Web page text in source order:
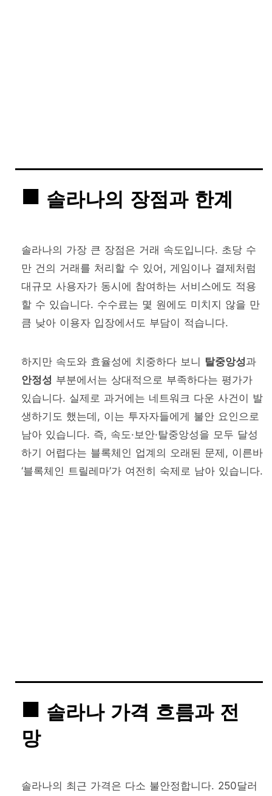
솔라나의 장점과 한계
솔라나의 가장 큰 장점은 거래 속도입니다. 초당 수
만 건의 거래를 처리할 수 있어, 게임이나 결제처럼
대규모 사용자가 동시에 참여하는 서비스에도 적용
할 수 있습니다. 수수료는 몇 원에도 미치지 않을 만
큼 낮아 이용자 입장에서도 부담이 적습니다.
하지만 속도와 효율성에 치중하다 보니 탈중앙성과
안정성 부분에서는 상대적으로 부족하다는 평가가
있습니다. 실제로 과거에는 네트워크 다운 사건이 발
생하기도 했는데, 이는 투자자들에게 불안 요인으로
남아 있습니다. 즉, 속도·보안·탈중앙성을 모두 달성
하기 어렵다는 블록체인 업계의 오래된 문제, 이른바
‘블록체인 트릴레마’가 여전히 숙제로 남아 있습니다.
솔라나 가격 흐름과 전
망
솔라나의 최근 가격은 다소 불안정합니다. 250달러